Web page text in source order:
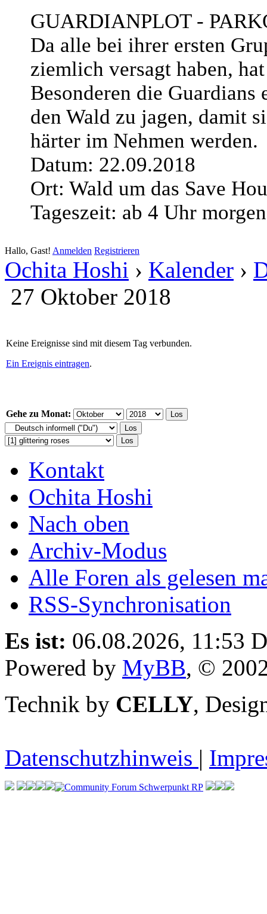
GUARDIANPLOT -
Da alle bei ihrer ersten
ziemlich versagt haben,
Besonderen die Guardians
den Wald zu jagen, damit
härter im Nehmen werden.
Datum: 22.09.2018
Ort: Wald um das Save
Tageszeit: ab 4 Uhr
Hallo, Gast! Anmelden Registrieren
Ochita Hoshi › Kalender ›
27 Oktober 2018
Keine Ereignisse sind mit diesem Tag verbunden.
Ein Ereignis eintragen.
Gehe zu Monat:
Kontakt
Ochita Hoshi
Nach oben
Archiv-Modus
Alle Foren als gelesen
RSS-Synchronisation
Es ist: 06.08.2026, 11:53
Powered by MyBB, ©
Technik by CELLY,
Datenschutzhinweis |